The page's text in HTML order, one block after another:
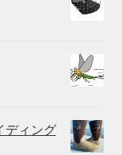
ディング